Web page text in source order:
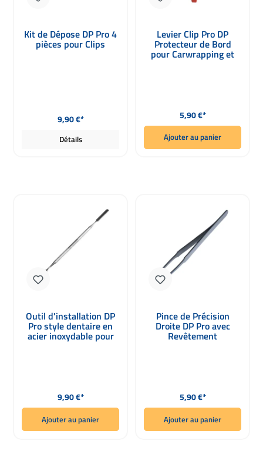
Kit de Dépose DP Pro 4
pièces pour Clips
Prix régulier :
9,90 €*
Détails
Levier Clip Pro DP
Protecteur de Bord
pour Carwrapping et
Prix régulier :
5,90 €*
Ajouter au panier
Outil d'installation DP
Pro style dentaire en
acier inoxydable pour
PPF & wrapping
Prix régulier :
9,90 €*
Ajouter au panier
Pince de Précision
Droite DP Pro avec
Revêtement
Prix régulier :
5,90 €*
Ajouter au panier